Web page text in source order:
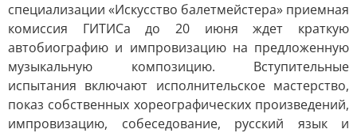
специализации «Искусство балетмейстера» приемная
комиссия ГИТИСа до 20 июня ждет краткую
автобиографию и импровизацию на предложенную
музыкальную композицию. Вступительные
испытания включают исполнительское мастерство,
показ собственных хореографических произведений,
импровизацию, собеседование, русский язык и